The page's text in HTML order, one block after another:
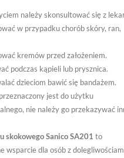
należy skonsultować się z
w przypadku chorób skóry, ran,
kremów przed założeniem.
podczas kąpieli lub prysznica.
dzieciom bawić się bandażem.
jest do użytku
nie należy go przekazywać
skokowego Sanico SA201 to
wsparcie dla osób z